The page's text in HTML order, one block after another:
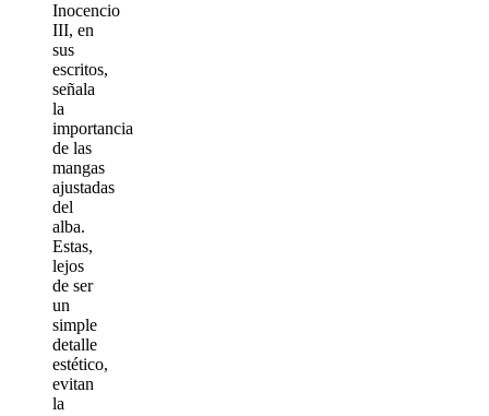
Inocencio
III, en
sus
escritos,
señala
la
importancia
de las
mangas
ajustadas
del
alba.
Estas,
lejos
de ser
un
simple
detalle
estético,
evitan
la